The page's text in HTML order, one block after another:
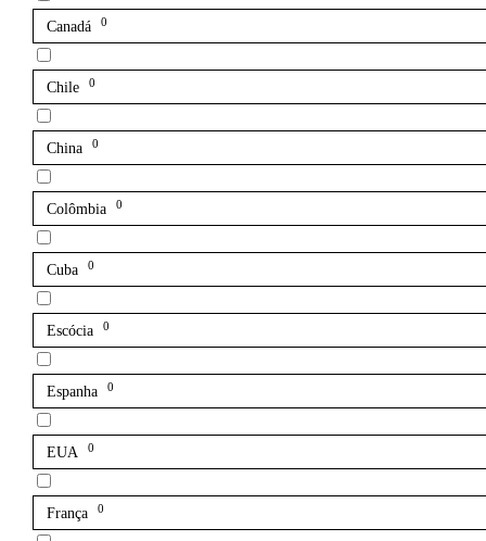
Canadá 0
Chile 0
China 0
Colômbia 0
Cuba 0
Escócia 0
Espanha 0
EUA 0
França 0